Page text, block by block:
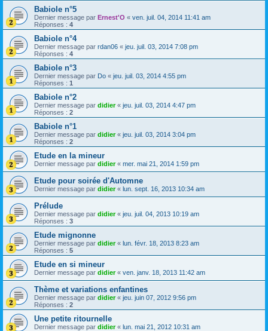
Babiole n°5
Dernier message par Ernest'O « ven. juil. 04, 2014 11:41 am
Réponses : 4
Babiole n°4
Dernier message par rdan06 « jeu. juil. 03, 2014 7:08 pm
Réponses : 4
Babiole n°3
Dernier message par Do « jeu. juil. 03, 2014 4:55 pm
Réponses : 1
Babiole n°2
Dernier message par didier« jeu. juil. 03, 2014 4:47 pm
Réponses : 2
Babiole n°1
Dernier message par didier« jeu. juil. 03, 2014 3:04 pm
Réponses : 2
Etude en la mineur
Dernier message par didier« mer. mai 21, 2014 1:59 pm
Etude pour soirée d'Automne
Dernier message par didier« lun. sept. 16, 2013 10:34 am
Prélude
Dernier message par didier« jeu. juil. 04, 2013 10:19 am
Réponses : 3
Etude mignonne
Dernier message par didier« lun. févr. 18, 2013 8:23 am
Réponses : 5
Etude en si mineur
Dernier message par didier« ven. janv. 18, 2013 11:42 am
Thème et variations enfantines
Dernier message par didier« jeu. juin 07, 2012 9:56 pm
Réponses : 2
Une petite ritournelle
Dernier message par didier« lun. mai 21, 2012 10:31 am